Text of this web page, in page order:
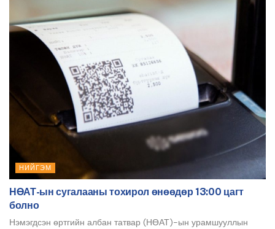
НИЙГЭМ
НӨАТ-ын сугалааны тохирол өнөөдөр 13:00 цагт
болно
Нэмэгдсэн өртгийн албан татвар (НӨАТ)-ын урамшууллын